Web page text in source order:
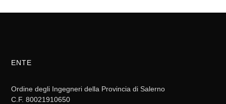
ENTE
Ordine degli Ingegneri della Provincia di Salerno
C.F. 80021910650